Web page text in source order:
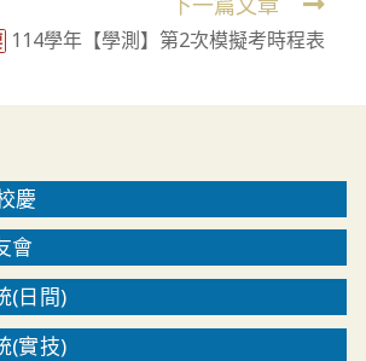
114學年【學測】第2次模擬考時程表
慶
會
(日間)
(實技)